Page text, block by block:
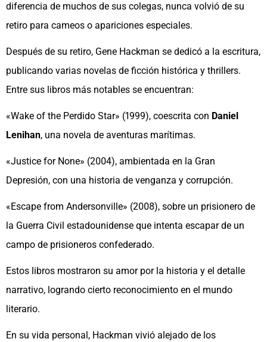
diferencia de muchos de sus colegas, nunca volvió de su
retiro para cameos o apariciones especiales.
Después de su retiro, Gene Hackman se dedicó a la escritura,
publicando varias novelas de ficción histórica y thrillers.
Entre sus libros más notables se encuentran:
«Wake of the Perdido Star» (1999), coescrita con Daniel
Lenihan, una novela de aventuras marítimas.
«Justice for None» (2004), ambientada en la Gran
Depresión, con una historia de venganza y corrupción.
«Escape from Andersonville» (2008), sobre un prisionero de
la Guerra Civil estadounidense que intenta escapar de un
campo de prisioneros confederado.
Estos libros mostraron su amor por la historia y el detalle
narrativo, logrando cierto reconocimiento en el mundo
literario.
En su vida personal, Hackman vivió alejado de los